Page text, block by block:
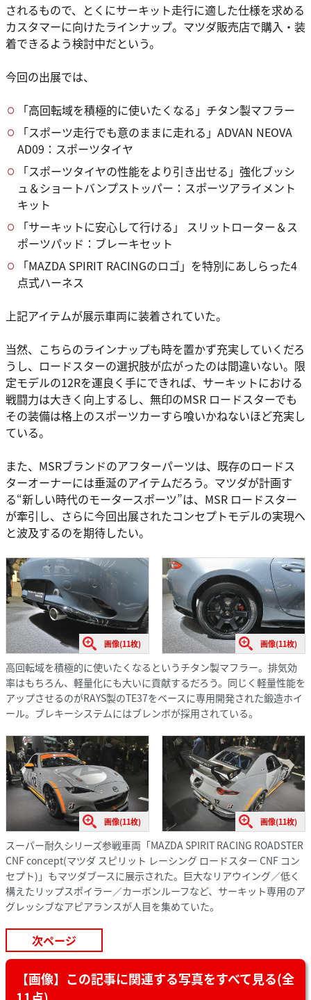
されるもので、とくにサーキット走行に適した仕様を求める
カスタマーに向けたラインナップ。マツダ販売店で購入・装
着できるよう検討中だという。
今回の出展では、
「高回転域を積極的に使いたくなる」チタン製マフラー
「スポーツ走行でも意のままに走れる」ADVAN NEOVA
AD09：スポーツタイヤ
「スポーツタイヤの性能をより引き出せる」強化ブッシ
ュ＆ショートバンプストッパー：スポーツアライメント
キット
「サーキットに安心して行ける」 スリットローター＆ス
ポーツパッド：ブレーキセット
「MAZDA SPIRIT RACINGのロゴ」を特別にあしらった4
点式ハーネス
上記アイテムが展示車両に装着されていた。
当然、こちらのラインナップも時を置かず充実していくだろ
うし、ロードスターの選択肢が広がったのは間違いない。限
定モデルの12Rを運良く手にできれば、サーキットにおける
戦闘力は大きく向上するし、無印のMSR ロードスターでも
その装備は格上のスポーツカーすら喰いかねないほど充実し
ている。
また、MSRブランドのアフターパーツは、既存のロードス
ターオーナーには垂涎のアイテムだろう。マツダが計画す
る“新しい時代のモータースポーツ”は、MSR ロードスター
が牽引し、さらに今回出展されたコンセプトモデルの実現へ
と波及するのを期待したい。
画像(11枚) 画像(11枚)
高回転域を積極的に使いたくなるというチタン製マフラー。排気効
率はもちろん、軽量化にも大いに貢献するだろう。同じく軽量性能を
アップさせるのがRAYS製のTE37をベースに専用開発された鍛造ホイ
ール。ブレキーシステムにはブレンボが採用されている。
画像(11枚) 画像(11枚)
スーパー耐久シリーズ参戦車両「MAZDA SPIRIT RACING ROADSTER
CNF concept(マツダ スピリット レーシング ロードスター CNF コン
セプト)」もマツダブースに展示された。巨大なリアウイング／低く
構えたリップスポイラー／カーボンルーフなど、サーキット専用のア
グレッシブなアピアランスが人目を集めていた。
次ページ
【画像】この記事に関連する写真をすべて見る(全